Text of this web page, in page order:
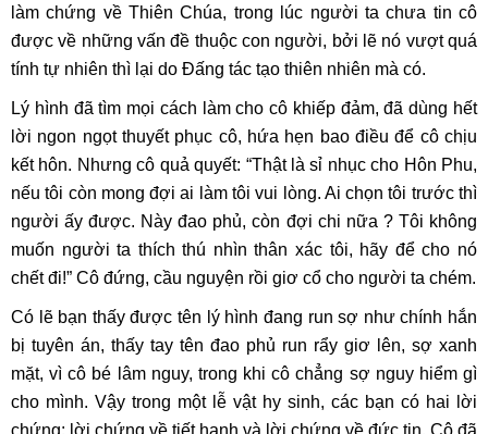
làm chứng về Thiên Chúa, trong lúc người ta chưa tin cô
được về những vấn đề thuộc con người, bởi lẽ nó vượt quá
tính tự nhiên thì lại do Đấng tác tạo thiên nhiên mà có.
Lý hình đã tìm mọi cách làm cho cô khiếp đảm, đã dùng hết
lời ngon ngọt thuyết phục cô, hứa hẹn bao điều để cô chịu
kết hôn. Nhưng cô quả quyết: “Thật là sỉ nhục cho Hôn Phu,
nếu tôi còn mong đợi ai làm tôi vui lòng. Ai chọn tôi trước thì
người ấy được. Này đao phủ, còn đợi chi nữa ? Tôi không
muốn người ta thích thú nhìn thân xác tôi, hãy để cho nó
chết đi!” Cô đứng, cầu nguyện rồi giơ cổ cho người ta chém.
Có lẽ bạn thấy được tên lý hình đang run sợ như chính hắn
bị tuyên án, thấy tay tên đao phủ run rẩy giơ lên, sợ xanh
mặt, vì cô bé lâm nguy, trong khi cô chẳng sợ nguy hiểm gì
cho mình. Vậy trong một lễ vật hy sinh, các bạn có hai lời
chứng: lời chứng về tiết hạnh và lời chứng về đức tin. Cô đã